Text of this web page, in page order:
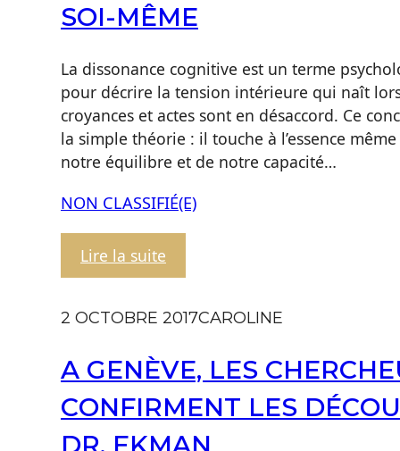
SOI-MÊME
La dissonance cognitive est un terme
pour décrire la tension intérieure qui naît
croyances et actes sont en désaccord. Ce
la simple théorie : il touche à l’essence
notre équilibre et de notre capacité…
NON CLASSIFIÉ(E)
Lire la suite
La
Cognitive
Un
Appel
à
la
2 OCTOBRE 2017CAROLINE
A GENÈVE, LES
CONFIRMENT LES
DR. EKMAN